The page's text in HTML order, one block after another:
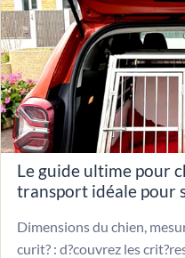
Le guide ultime pour
transport idéale pour
Dimensions du chien,
curit? : d?couvrez les